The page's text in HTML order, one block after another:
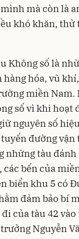
mà còn là
khó khăn, thử
Không số là
hóa, vũ
miền Nam.
số vì khi hoạt
nguyên số
đường vận
những tàu
các bến của
biển khu 5 có
đảm bảo bí
của tàu 42
Nguyễn